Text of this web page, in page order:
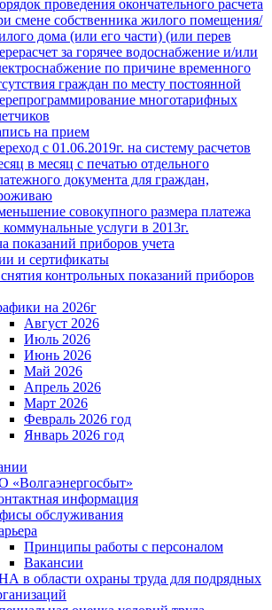
проведения окончательного расчета
смене собственника жилого помещения/
дома (или его части) (или перев
за горячее водоснабжение и/или
по причине временного
граждан по месту постоянной
многотарифных
на прием
с 01.06.2019г. на систему расчетов
в месяц с печатью отдельного
документа для граждан,
совокупного размера платежа
коммунальные услуги в 2013г.
показаний приборов учета
и сертификаты
контрольных показаний приборов
на 2026г
Август 2026
Июль 2026
Июнь 2026
Май 2026
Апрель 2026
Март 2026
Февраль 2026 год
Январь 2026 год
«Волгаэнергосбыт»
информация
обслуживания
Принципы работы с персоналом
Вакансии
в области охраны труда для подрядных